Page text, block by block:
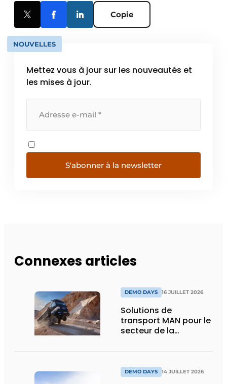
Copie
NOUVELLES
Mettez vous à jour sur les nouveautés et
les mises à jour.
S'abonner à la newsletter
Connexes articles
DEMO DAYS 16 JUILLET 2026
Solutions de
transport MAN pour le
secteur de la
DEMO DAYS 14 JUILLET 2026